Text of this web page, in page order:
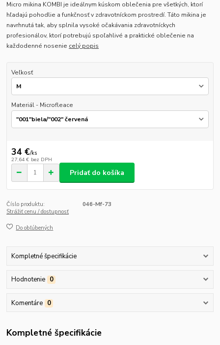
Micro mikina KOMBI je ideálnym kúskom oblečenia pre všetkých, ktorí
hľadajú pohodlie a funkčnosť v zdravotníckom prostredí. Táto mikina je
navrhnutá tak, aby splnila vysoké očakávania zdravotníckych
profesionálov, ktorí potrebujú spoľahlivé a praktické oblečenie na
každodenné nosenie celý popis
Veľkosť
Materiál - Microfleace
34 €/ks
27,64 € bez DPH
Pridať do košíka
Číslo produktu:
046-Mf-73
Strážiť cenu / dostupnosť
Do obľúbených
Kompletné špecifikácie
Hodnotenie 0
Komentáre 0
Kompletné špecifikácie